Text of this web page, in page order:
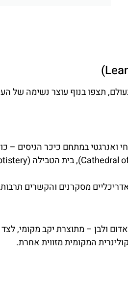
חי ואנרגטי במתחם כיכר הניסים
מסקרנים והקשרים
ולבן – מתוצרת יקב מקומי,
המקומית מזווית אחרת.